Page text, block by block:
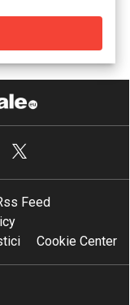
Feed
Cookie Center